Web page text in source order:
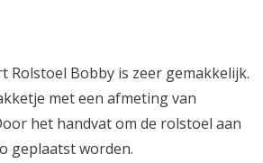
Bobby is zeer gemakkelijk.
met een afmeting van
het handvat om de rolstoel aan
geplaatst worden.